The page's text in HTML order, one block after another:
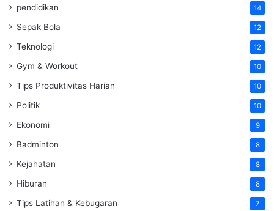
pendidikan 14
Sepak Bola 12
Teknologi 12
Gym & Workout 10
Tips Produktivitas Harian 10
Politik 10
Ekonomi 9
Badminton 8
Kejahatan 8
Hiburan 8
Tips Latihan & Kebugaran 7